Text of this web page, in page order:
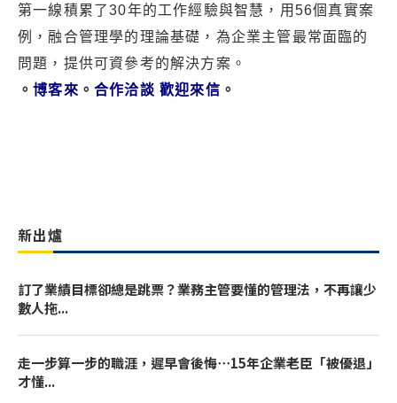
第一線積累了30年的工作經驗與智慧，用56個真實案
例，融合管理學的理論基礎，為企業主管最常面臨的
問題，提供可資參考的解決方案。
。博客來 。合作洽談 歡迎來信 。
新出爐
訂了業績目標卻總是跳票？業務主管要懂的管理法，不再讓少
數人拖...
走一步算一步的職涯，遲早會後悔⋯15年企業老臣「被優退」
才懂...